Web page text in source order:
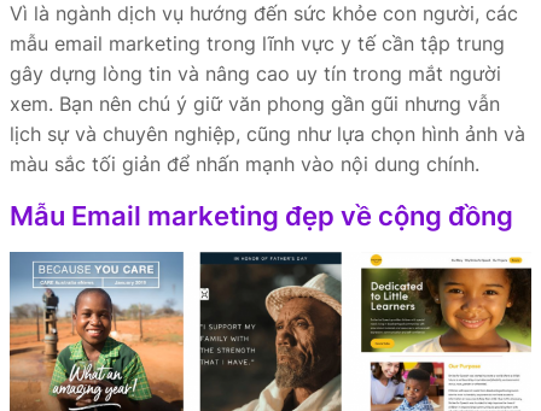
Vì là ngành dịch vụ hướng đến sức khỏe con người, các
mẫu email marketing trong lĩnh vực y tế cần tập trung
gây dựng lòng tin và nâng cao uy tín trong mắt người
xem. Bạn nên chú ý giữ văn phong gần gũi nhưng vẫn
lịch sự và chuyên nghiệp, cũng như lựa chọn hình ảnh và
màu sắc tối giản để nhấn mạnh vào nội dung chính.
Mẫu Email marketing đẹp về cộng đồng